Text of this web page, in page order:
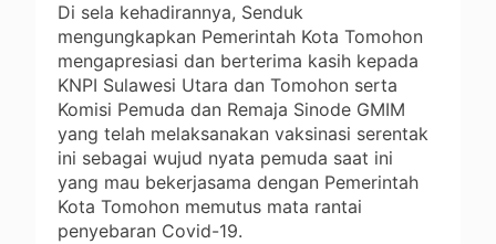
Di sela kehadirannya, Senduk
mengungkapkan Pemerintah Kota Tomohon
mengapresiasi dan berterima kasih kepada
KNPI Sulawesi Utara dan Tomohon serta
Komisi Pemuda dan Remaja Sinode GMIM
yang telah melaksanakan vaksinasi serentak
ini sebagai wujud nyata pemuda saat ini
yang mau bekerjasama dengan Pemerintah
Kota Tomohon memutus mata rantai
penyebaran Covid-19.